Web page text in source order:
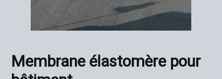
Membrane élastomère pour